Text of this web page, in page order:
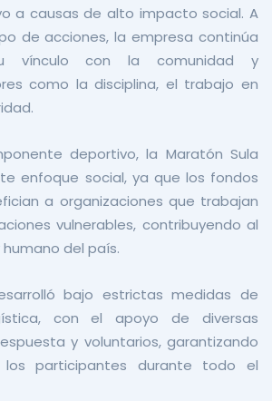
a causas de alto impacto social. A
de acciones, la empresa continúa
vínculo con la comunidad y
como la disciplina, el trabajo en
deportivo, la Maratón Sula
enfoque social, ya que los fondos
a organizaciones que trabajan
vulnerables, contribuyendo al
del país.
bajo estrictas medidas de
con el apoyo de diversas
y voluntarios, garantizando
participantes durante todo el